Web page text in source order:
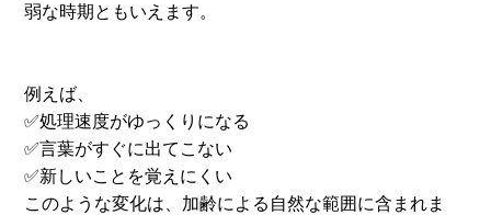
弱な時期ともいえます。
例えば、
✅処理速度がゆっくりになる
✅言葉がすぐに出てこない
✅新しいことを覚えにくい
このような変化は、加齢による自然な範囲に含まれま